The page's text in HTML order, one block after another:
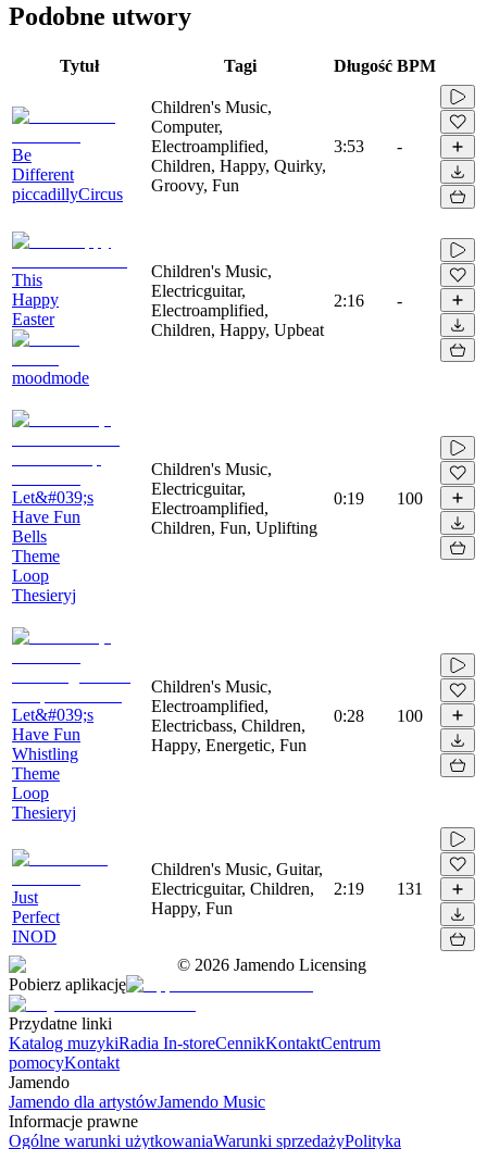
Podobne utwory
Tytuł Tagi Długość BPM
Be
Different
piccadillyCircus
Children's Music,
Computer,
Electroamplified,
Children, Happy, Quirky,
Groovy, Fun
3:53 -
This
Happy
Easter
moodmode
Children's Music,
Electricguitar,
Electroamplified,
Children, Happy, Upbeat
2:16 -
Let&#039;s
Have Fun
Bells
Theme
Loop
Thesieryj
Children's Music,
Electricguitar,
Electroamplified,
Children, Fun, Uplifting
0:19 100
Let&#039;s
Have Fun
Whistling
Theme
Loop
Thesieryj
Children's Music,
Electroamplified,
Electricbass, Children,
Happy, Energetic, Fun
0:28 100
Just
Perfect
INOD
Children's Music, Guitar,
Electricguitar, Children,
Happy, Fun
2:19 131
© 2026 Jamendo Licensing
Pobierz aplikację
Przydatne linki
Katalog muzykiRadia In-storeCennikKontaktCentrum
pomocyKontakt
Jamendo
Jamendo dla artystówJamendo Music
Informacje prawne
Ogólne warunki użytkowaniaWarunki sprzedażyPolityka